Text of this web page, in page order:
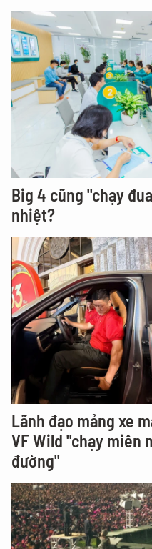
Big 4 cũng "chạy
nhiệt?
Lãnh đạo mảng xe
VF Wild "chạy miên
đường"